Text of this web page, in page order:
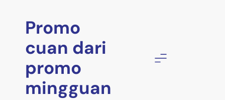
Promo
cuan dari
promo
mingguan